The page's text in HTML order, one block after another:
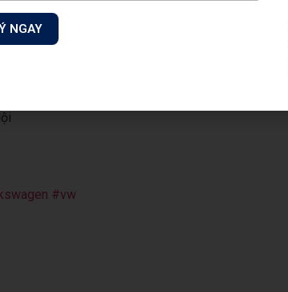
trình ưu đãi xe: 0901 46 1122
TP. Hà Nội.
#vw
NGAY